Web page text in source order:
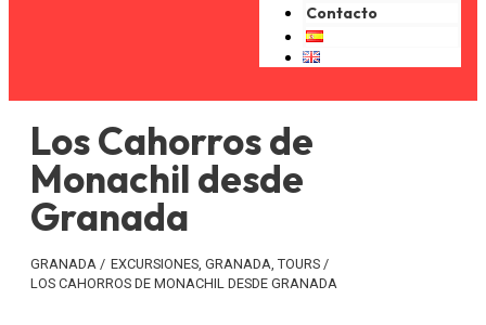
Contacto
Los Cahorros de
Monachil desde
Granada
GRANADA / EXCURSIONES, GRANADA, TOURS /
LOS CAHORROS DE MONACHIL DESDE GRANADA